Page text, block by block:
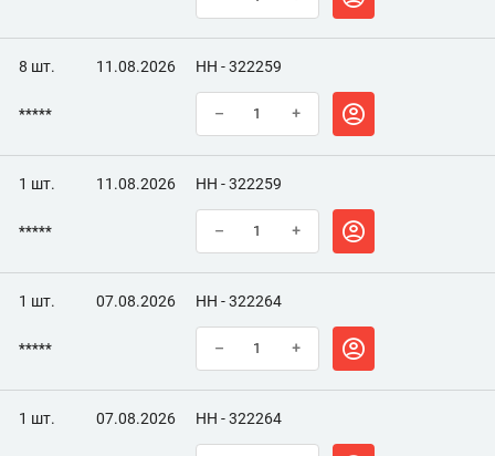
8 шт. 11.08.2026 НН - 322259
***** – +
1 шт. 11.08.2026 НН - 322259
***** – +
1 шт. 07.08.2026 НН - 322264
***** – +
1 шт. 07.08.2026 НН - 322264